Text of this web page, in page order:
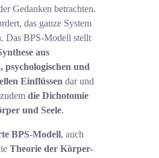
Gedanken betrachten.
das ganze System
Das BPS-Modell stellt
aus
psychologischen und
Einflüssen dar und
die Dichotomie
und Seele.
BPS-Modell, auch
Theorie der Körper-